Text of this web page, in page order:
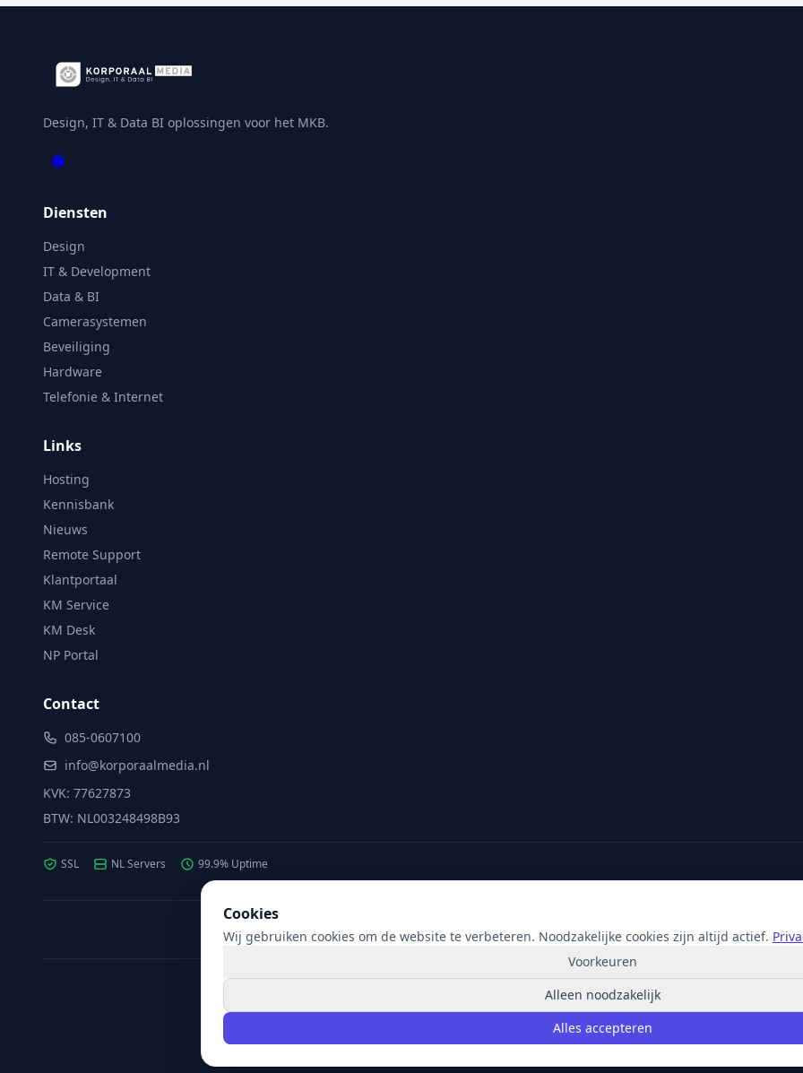
Design, IT & Data BI oplossingen voor het MKB.
Diensten
Design
IT & Development
Data & BI
Camerasystemen
Beveiliging
Hardware
Telefonie & Internet
Links
Hosting
Kennisbank
Nieuws
Remote Support
Klantportaal
KM Service
KM Desk
NP Portal
Contact
085-0607100
info@korporaalmedia.nl
KVK: 77627873
BTW: NL003248498B93
SSL NL Servers 99.9% Uptime
Partner van: Microsoft· X2com · Hikvision
© 2026 Korporaal Media. Alle rechten voorbehouden.
PrivacyVoorwaarden
Cookies
Wij gebruiken cookies om de website te verbeteren. Noodzakelijke cookies zijn altijd actief.
Voorkeuren
Alleen noodzakelijk
Alles accepteren